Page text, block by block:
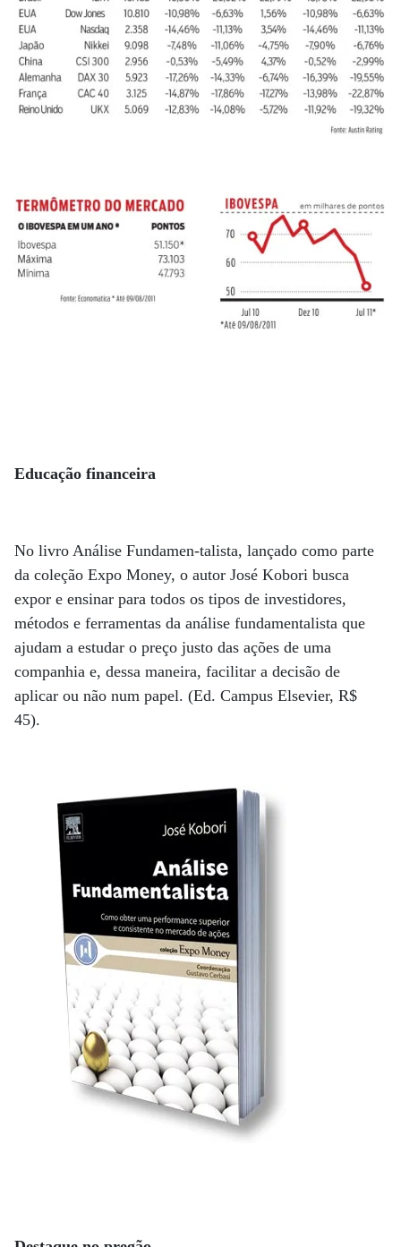
Educação financeira
No livro Análise Fundamen-talista, lançado como parte
da coleção Expo Money, o autor José Kobori busca
expor e ensinar para todos os tipos de investidores,
métodos e ferramentas da análise fundamentalista que
ajudam a estudar o preço justo das ações de uma
companhia e, dessa maneira, facilitar a decisão de
aplicar ou não num papel. (Ed. Campus Elsevier, R$
45).